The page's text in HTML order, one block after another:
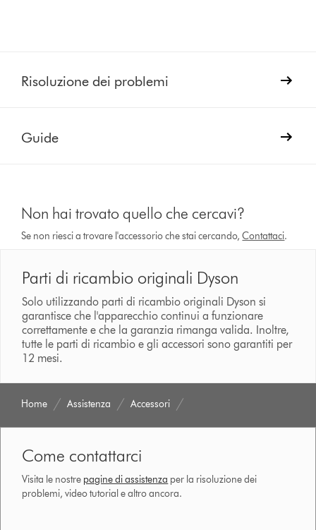
Risoluzione dei problemi
Guide
Non hai trovato quello che cercavi?
Se non riesci a trovare l'accessorio che stai cercando,Contattaci.
Parti di ricambio originali Dyson
Solo utilizzando parti di ricambio originali Dyson si
garantisce che l'apparecchio continui a funzionare
correttamente e che la garanzia rimanga valida. Inoltre,
tutte le parti di ricambio e gli accessori sono garantiti per
12 mesi.
Home Assistenza Accessori
Come contattarci
Visita le nostre pagine di assistenza per la risoluzione dei
problemi, video tutorial e altro ancora.